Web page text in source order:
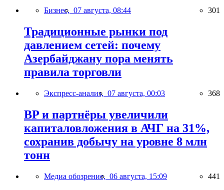
Бизнес, 07 августа, 08:44 301
Традиционные рынки под
давлением сетей: почему
Азербайджану пора менять
правила торговли
Экспресс-анализ, 07 августа, 00:03 368
BP и партнёры увеличили
капиталовложения в АЧГ на 31%,
сохранив добычу на уровне 8 млн
тонн
Медиа обозрение, 06 августа, 15:09 441